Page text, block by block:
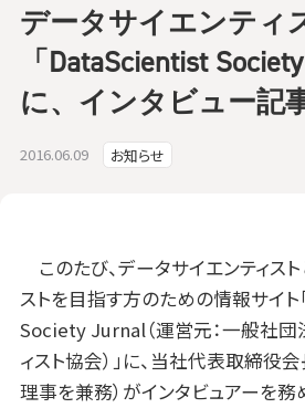
2016.06.09 お知らせ
データサイエンティ
「DataScientist
に、インタビュー記
このたび、データサイエンティス
ストを目指す方のための情報サイ
Society Jurnal（運営元：一般社団
ィスト協会）」に、当社代表取締役
理事を兼務）がインタビュアーを務